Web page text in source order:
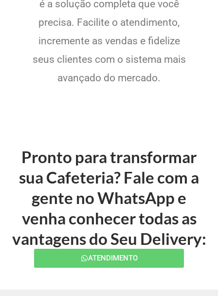
é a solução completa que você
precisa. Facilite o atendimento,
incremente as vendas e fidelize
seus clientes com o sistema mais
avançado do mercado.
Pronto para transformar
sua Cafeteria? Fale com a
gente no WhatsApp e
venha conhecer todas as
vantagens do Seu Delivery:
ATENDIMENTO